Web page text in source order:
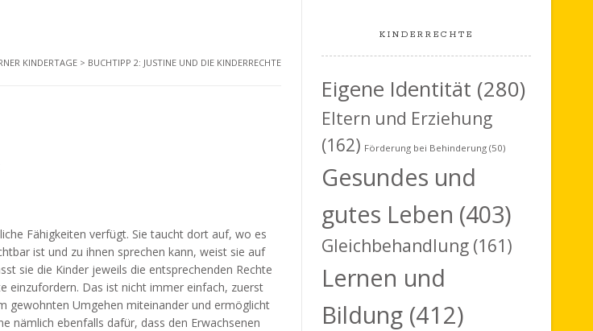
KINDERTAGE > BUCHTIPP 2: JUSTINE UND DIE KINDERRECHTE
Fähigkeiten verfügt. Sie taucht dort auf, wo es
ist und zu ihnen sprechen kann, weist sie auf
sie die Kinder jeweils die entsprechenden Rechte
einzufordern. Das ist nicht immer einfach, zuerst
gewohnten Umgehen miteinander und ermöglicht
nämlich ebenfalls dafür, dass den Erwachsenen
KINDERRECHTE
Eigene Identität (280)
Eltern und Erziehung
(162) Förderung bei Behinderung (50)
Gesundes und
gutes Leben (403)
Gleichbehandlung (161)
Lernen und
Bildung (412)